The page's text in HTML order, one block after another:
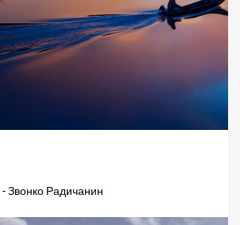
- Звонко Радичанин